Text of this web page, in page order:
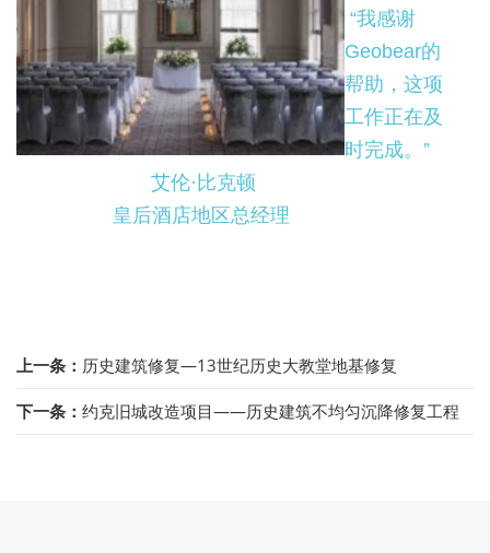
“我感谢
Geobear的
帮助，这项
工作正在及
时完成。”
艾伦·比克顿
皇后酒店地区总经理
上一条： 历史建筑修复—13世纪历史大教堂地基修复
下一条： 约克旧城改造项目——历史建筑不均匀沉降修复工程